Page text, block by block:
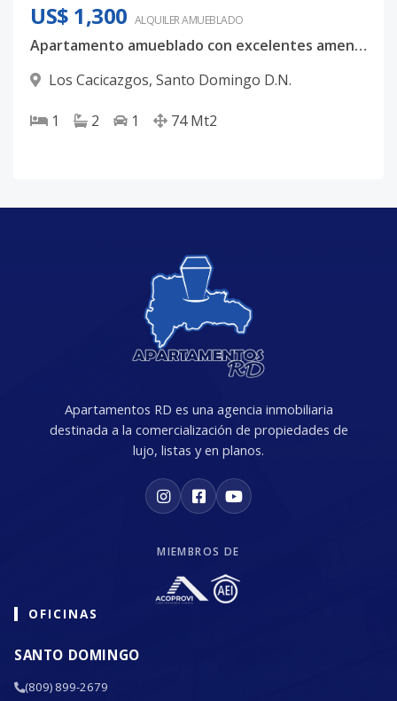
US$ 1,300 ALQUILERAMUEBLADO
Apartamento amueblado con excelentes amenidades en Los Cacicazgos
Los Cacicazgos, Santo Domingo D.N.
1 2 1 74 Mt2
Apartamentos RD es una agencia inmobiliaria
destinada a la comercialización de propiedades de
lujo, listas y en planos.
MIEMBROS DE
OFICINAS
SANTO DOMINGO
(809) 899-2679